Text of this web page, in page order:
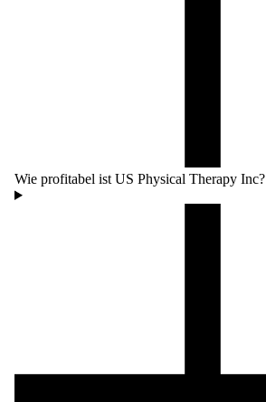
Wie profitabel ist US Physical Therapy Inc?